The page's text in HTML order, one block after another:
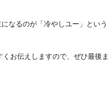
なるのが「冷やしユー」という
お伝えしますので、ぜひ最後ま